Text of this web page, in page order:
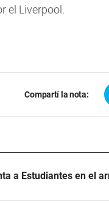
el Liverpool.
Compartí la nota:
a Estudiantes en el